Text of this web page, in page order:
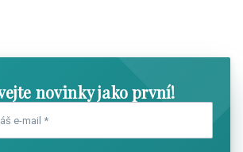
novinky jako první!